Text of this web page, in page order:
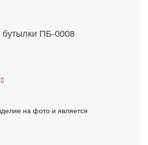
бутылки ПБ-0008
на фото и является